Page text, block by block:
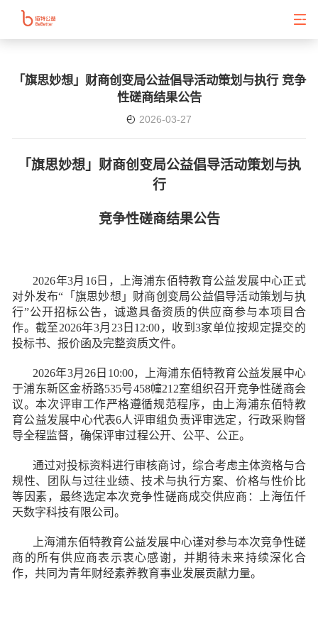
「旗思妙想」财商创变局公益倡导活动策划与执行 竞争
性磋商结果公告
2026-03-27
「旗思妙想」财商创变局公益倡导活动策划与执
行
竞争性磋商结果公告
2026年3月16日，上海浦东佰特教育公益发展中心正式
对外发布“「旗思妙想」财商创变局公益倡导活动策划与执
行”公开招标公告，诚邀具备资质的供应商参与本项目合
作。截至2026年3月23日12:00，收到3家单位按规定提交的
投标书、报价函及完整资质文件。
2026年3月26日10:00，上海浦东佰特教育公益发展中心
于浦东新区金桥路535号458幢212室组织召开竞争性磋商会
议。本次评审工作严格遵循规范程序，由上海浦东佰特教
育公益发展中心代表6人评审组负责评审选定，行政采购督
导全程监督，确保评审过程公开、公平、公正。
通过对投标资料进行审核商讨，综合考虑主体资格与合
规性、团队与过往业绩、技术与执行方案、价格与性价比
等因素，最终选定本次竞争性磋商成交供应商：上海伍仟
天数字科技有限公司。
上海浦东佰特教育公益发展中心谨对参与本次竞争性磋
商的所有供应商表示衷心感谢，并期待未来持续深化合
作，共同为青年财经素养教育事业发展贡献力量。